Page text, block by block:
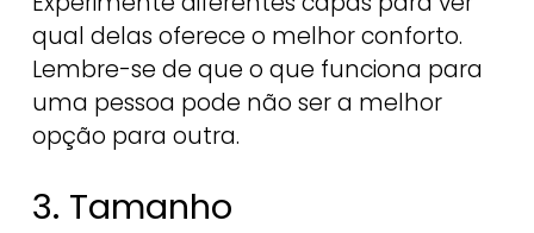
qual delas oferece o melhor conforto.
Lembre-se de que o que funciona para
uma pessoa pode não ser a melhor
opção para outra.
3. Tamanho